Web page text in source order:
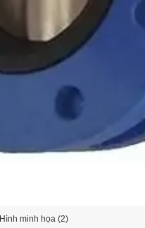
Hình minh họa (2)